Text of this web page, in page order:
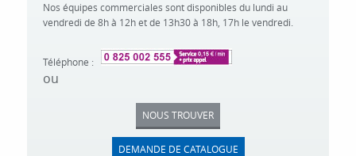
Nos équipes commerciales sont disponibles du lundi au
vendredi de 8h à 12h et de 13h30 à 18h, 17h le vendredi.
Téléphone :
ou
NOUS TROUVER
DEMANDE DE CATALOGUE